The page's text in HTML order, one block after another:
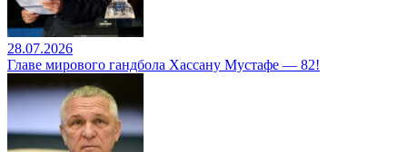
28.07.2026
Главе мирового гандбола Хассану Мустафе — 82!